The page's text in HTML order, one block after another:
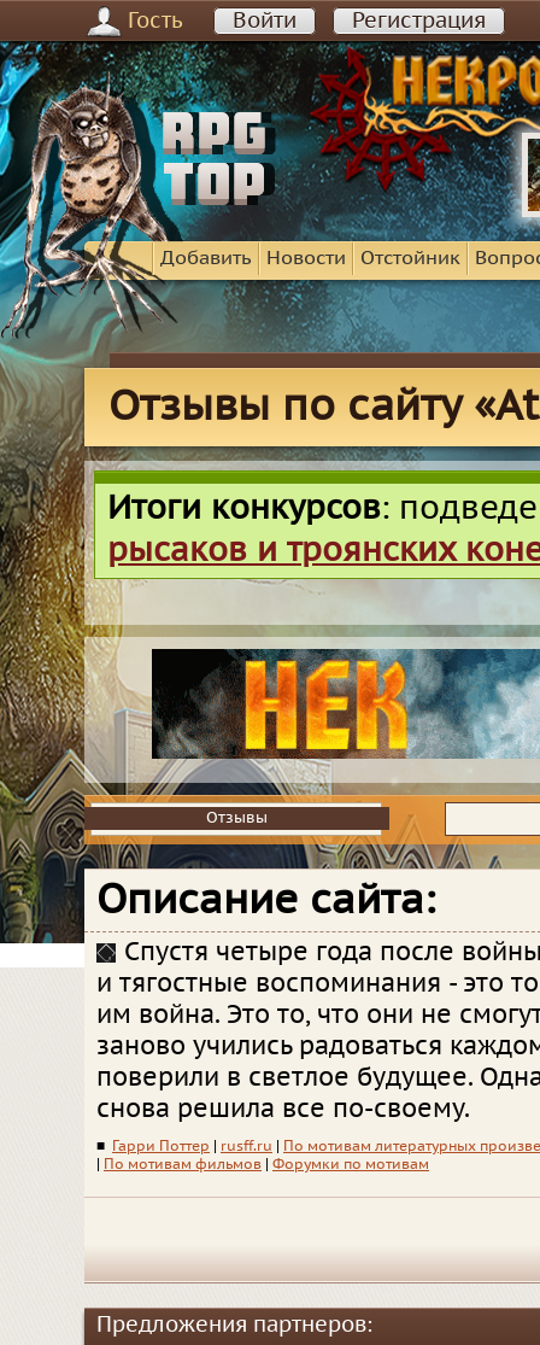
Гость Войти Регистрация
Добавить Новости Отстойник
Отзывы по сайту
Итоги конкурсов:
рысаков и троянских
Отзывы
Отзывы
Описание сайта:
Спустя четыре года после
и тягостные воспоминания - это
им война. Это то, что они не
заново учились радоваться
поверили в светлое будущее.
снова решила все по-своему.
■ Гарри Поттер rusff.ru
По мотивам литературных
По мотивам фильмов Форумки по мотивам
Предложения партнеров: